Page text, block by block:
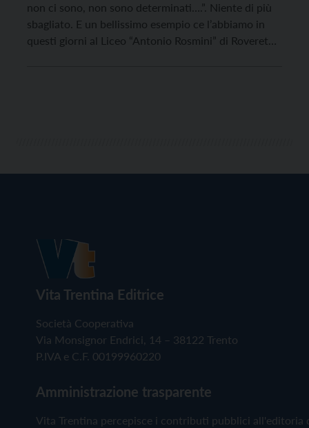
non ci sono, non sono determinati….”. Niente di più
sbagliato. E un bellissimo esempio ce l’abbiamo in
questi giorni al Liceo “Antonio Rosmini” di Rovereto,
Vita Trentina Editrice
Società Cooperativa
Via Monsignor Endrici, 14 – 38122 Trento
P.IVA e C.F. 00199960220
Amministrazione trasparente
Vita Trentina percepisce i contributi pubblici all'editoria